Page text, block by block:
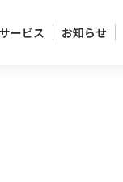
ービス お知らせ